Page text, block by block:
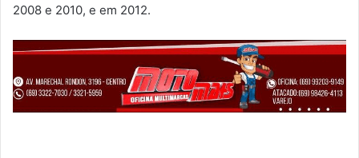
2008 e 2010, e em 2012.